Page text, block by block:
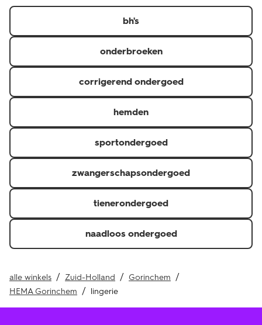
er in diverse kleuren, designs en verschillende maten.
bh's
onderbroeken
corrigerend ondergoed
hemden
sportondergoed
zwangerschapsondergoed
tienerondergoed
naadloos ondergoed
alle winkels Zuid-Holland
Gorinchem
HEMA Gorinchem
lingerie